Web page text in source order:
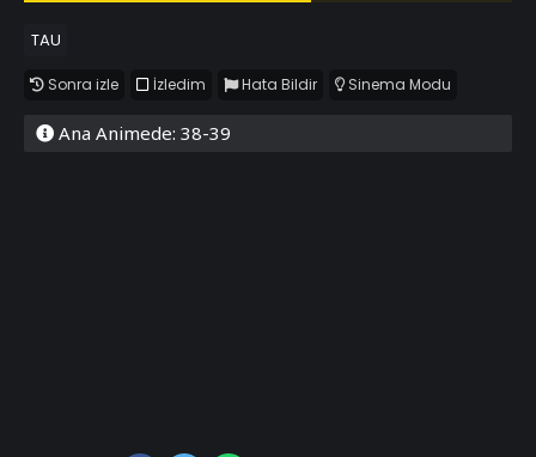
TAU
Sonra izle İzledim Hata Bildir Sinema Modu
Ana Animede: 38-39